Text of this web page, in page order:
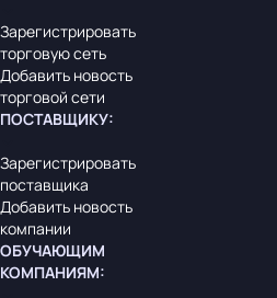
Зарегистрировать
торговую сеть
Добавить новость
торговой сети
ПОСТАВЩИКУ:
Зарегистрировать
поставщика
Добавить новость
компании
ОБУЧАЮЩИМ
КОМПАНИЯМ: